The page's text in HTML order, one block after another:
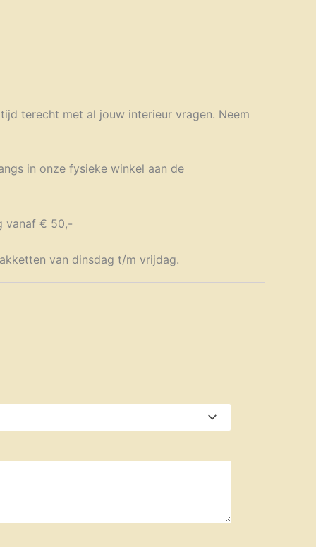
terecht met al jouw interieur vragen. Neem
in onze fysieke winkel aan de
vanaf € 50,-
van dinsdag t/m vrijdag.